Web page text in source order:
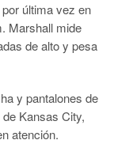
última vez en
Marshall mide
de alto y pesa
y pantalones de
Kansas City,
atención.